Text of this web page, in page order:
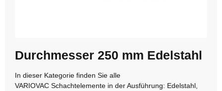
Durchmesser 250 mm Edelstahl
In dieser Kategorie finden Sie alle
VARIOVAC Schachtelemente in der Ausführung: Edelstahl,